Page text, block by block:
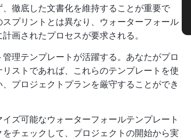
徹底した文書化を維持することが重要で
プリントとは異なり、ウォーターフォール
画されたプロセスが要求される。
理テンプレートが活躍する。あなたがプロ
ストであれば、これらのテンプレートを使
プロジェクトプランを厳守することができ
ズ可能なウォーターフォールテンプレート
チェックして、プロジェクトの開始から実